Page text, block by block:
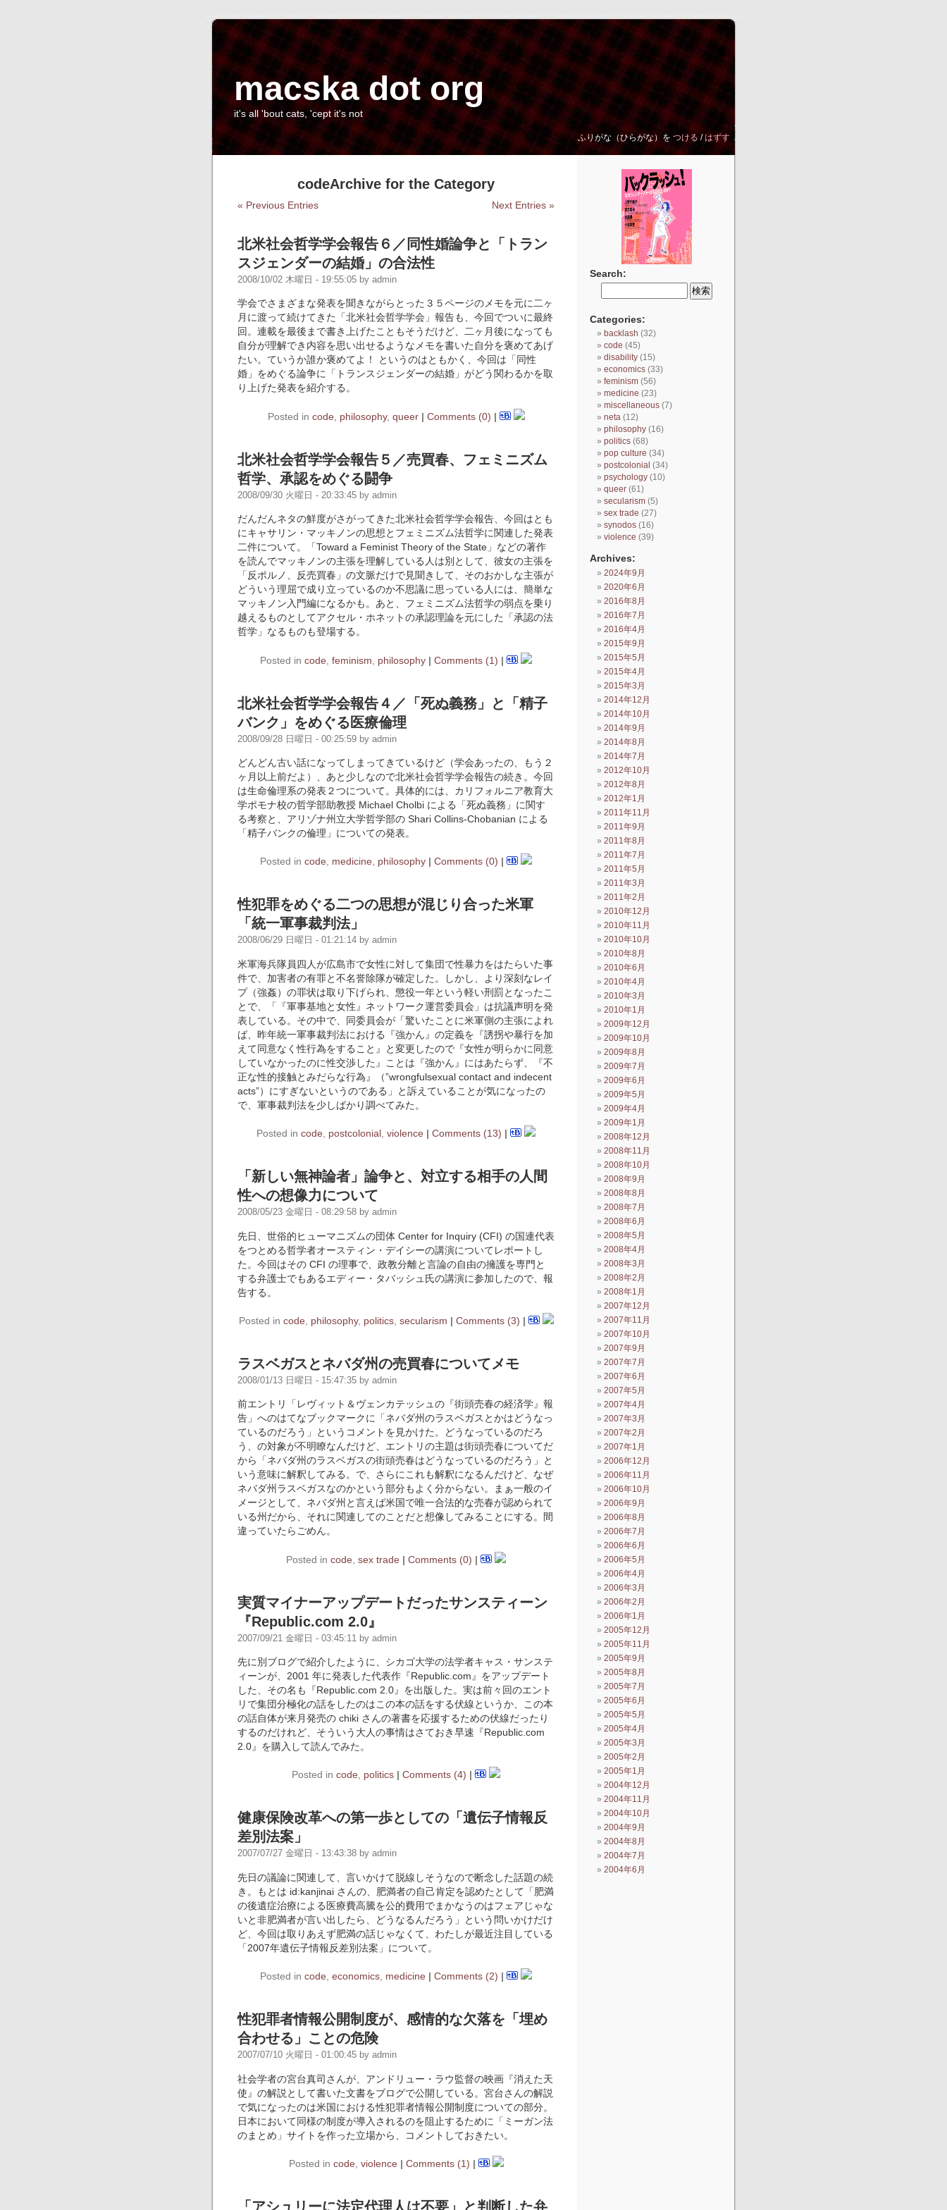
macska dot org
it's all 'bout cats, 'cept it's not
ふりがな（ひらがな）を つける/はずす
codeArchive for the Category
« Previous Entries Next Entries »
北米社会哲学学会報告６／同性婚論争と「トラン
スジェンダーの結婚」の合法性
2008/10/02 木曜日 - 19:55:05 by admin
学会でさまざまな発表を聞きながらとった３５ページのメモを元に二ヶ
月に渡って続けてきた「北米社会哲学学会」報告も、今回でついに最終
回。連載を最後まで書き上げたこともそうだけど、二ヶ月後になっても
自分が理解でき内容を思い出せるようなメモを書いた自分を褒めてあげ
たい。ていうか誰か褒めてよ！ というのはともかく、今回は「同性
婚」をめぐる論争に「トランスジェンダーの結婚」がどう関わるかを取
り上げた発表を紹介する。
Posted in code philosophy, queer | Comments (0) |
北米社会哲学学会報告５／売買春、フェミニズム
哲学、承認をめぐる闘争
2008/09/30 火曜日 - 20:33:45 by admin
だんだんネタの鮮度がさがってきた北米社会哲学学会報告、今回はとも
にキャサリン・マッキノンの思想とフェミニズム法哲学に関連した発表
二件について。「Toward a Feminist Theory of the State」などの著作
を読んでマッキノンの主張を理解している人は別として、彼女の主張を
「反ポルノ、反売買春」の文脈だけで見聞きして、そのおかしな主張が
どういう理屈で成り立っているのか不思議に思っている人には、簡単な
マッキノン入門編になるかも。あと、フェミニズム法哲学の弱点を乗り
越えるものとしてアクセル・ホネットの承認理論を元にした「承認の法
哲学」なるものも登場する。
Posted in code feminism philosophy | Comments (1) |
北米社会哲学学会報告４／「死ぬ義務」と「精子
バンク」をめぐる医療倫理
2008/09/28 日曜日 - 00:25:59 by admin
どんどん古い話になってしまってきているけど（学会あったの、もう２
ヶ月以上前だよ）、あと少しなので北米社会哲学学会報告の続き。今回
は生命倫理系の発表２つについて。具体的には、カリフォルニア教育大
学ポモナ校の哲学部助教授 Michael Cholbi による「死ぬ義務」に関す
る考察と、アリゾナ州立大学哲学部の Shari Collins-Chobanian による
「精子バンクの倫理」についての発表。
Posted in code, medicine, philosophy | Comments (0) |
性犯罪をめぐる二つの思想が混じり合った米軍
「統一軍事裁判法」
2008/06/29 日曜日 - 01:21:14 by admin
米軍海兵隊員四人が広島市で女性に対して集団で性暴力をはたらいた事
件で、加害者の有罪と不名誉除隊が確定した。しかし、より深刻なレイ
プ（強姦）の罪状は取り下げられ、懲役一年という軽い刑罰となったこ
とで、「『軍事基地と女性』ネットワーク運営委員会」は抗議声明を発
表している。その中で、同委員会が「驚いたことに米軍側の主張によれ
ば、昨年統一軍事裁判法における『強かん』の定義を『誘拐や暴行を加
えて同意なく性行為をすること』と変更したので『女性が明らかに同意
していなかったのに性交渉した』ことは『強かん』にはあたらず、『不
正な性的接触とみだらな行為』（”wrongfulsexual contact and indecent
acts”）にすぎないというのである」と訴えていることが気になったの
で、軍事裁判法を少しばかり調べてみた。
Posted in code postcolonial violence | Comments (13) |
「新しい無神論者」論争と、対立する相手の人間
性への想像力について
2008/05/23 金曜日 - 08:29:58 by admin
先日、世俗的ヒューマニズムの団体 Center for Inquiry (CFI) の国連代表
をつとめる哲学者オースティン・デイシーの講演についてレポートし
た。今回はその CFI の理事で、政教分離と言論の自由の擁護を専門と
する弁護士でもあるエディー・タバッシュ氏の講演に参加したので、報
告する。
Posted in code philosophy, politics, secularism | Comments (3) |
ラスベガスとネバダ州の売買春についてメモ
2008/01/13 日曜日 - 15:47:35 by admin
前エントリ「レヴィット＆ヴェンカテッシュの『街頭売春の経済学』報
告」へのはてなブックマークに「ネバダ州のラスベガスとかはどうなっ
ているのだろう」というコメントを見かけた。どうなっているのだろ
う、の対象が不明瞭なんだけど、エントリの主題は街頭売春についてだ
から「ネバダ州のラスベガスの街頭売春はどうなっているのだろう」と
いう意味に解釈してみる。で、さらにこれも解釈になるんだけど、なぜ
ネバダ州ラスベガスなのかという部分もよく分からない。まぁ一般のイ
メージとして、ネバダ州と言えば米国で唯一合法的な売春が認められて
いる州だから、それに関連してのことだと想像してみることにする。間
違っていたらごめん。
Posted in code sex trade | Comments (0) |
実質マイナーアップデートだったサンスティーン
『Republic.com 2.0』
2007/09/21 金曜日 - 03:45:11 by admin
先に別ブログで紹介したように、シカゴ大学の法学者キャス・サンステ
ィーンが、2001 年に発表した代表作『Republic.com』をアップデート
した、その名も『Republic.com 2.0』を出版した。実は前々回のエント
リで集団分極化の話をしたのはこの本の話をする伏線というか、この本
の話自体が来月発売の chiki さんの著書を応援するための伏線だったり
するのだけれど、そういう大人の事情はさておき早速『Republic.com
2.0』を購入して読んでみた。
Posted in code, politics | Comments (4) |
健康保険改革への第一歩としての「遺伝子情報反
差別法案」
2007/07/27 金曜日 - 13:43:38 by admin
先日の議論に関連して、言いかけて脱線しそうなので断念した話題の続
き。もとは id:kanjinai さんの、肥満者の自己肯定を認めたとして「肥満
の後遺症治療による医療費高騰を公的費用でまかなうのはフェアじゃな
いと非肥満者が言い出したら、どうなるんだろう」という問いかけだけ
ど、今回は取りあえず肥満の話じゃなくて、わたしが最近注目している
「2007年遺伝子情報反差別法案」について。
Posted in code, economics, medicine | Comments (2) |
性犯罪者情報公開制度が、感情的な欠落を「埋め
合わせる」ことの危険
2007/07/10 火曜日 - 01:00:45 by admin
社会学者の宮台真司さんが、アンドリュー・ラウ監督の映画『消えた天
使』の解説として書いた文書をブログで公開している。宮台さんの解説
で気になったのは米国における性犯罪者情報公開制度についての部分。
日本において同様の制度が導入されるのを阻止するために「ミーガン法
のまとめ」サイトを作った立場から、コメントしておきたい。
Posted in code violence | Comments (1) |
「アシュリーに法定代理人は不要」と判断した弁
Search:
Categories:
backlash (32)
code (45)
disability (15)
economics (33)
feminism (56)
medicine (23)
miscellaneous (7)
neta (12)
philosophy (16)
politics (68)
pop culture (34)
postcolonial (34)
psychology (10)
queer (61)
secularism (5)
sex trade (27)
synodos (16)
violence (39)
Archives:
2024年9月
2020年6月
2016年8月
2016年7月
2016年4月
2015年9月
2015年5月
2015年4月
2015年3月
2014年12月
2014年10月
2014年9月
2014年8月
2014年7月
2012年10月
2012年8月
2012年1月
2011年11月
2011年9月
2011年8月
2011年7月
2011年5月
2011年3月
2011年2月
2010年12月
2010年11月
2010年10月
2010年8月
2010年6月
2010年4月
2010年3月
2010年1月
2009年12月
2009年10月
2009年8月
2009年7月
2009年6月
2009年5月
2009年4月
2009年1月
2008年12月
2008年11月
2008年10月
2008年9月
2008年8月
2008年7月
2008年6月
2008年5月
2008年4月
2008年3月
2008年2月
2008年1月
2007年12月
2007年11月
2007年10月
2007年9月
2007年7月
2007年6月
2007年5月
2007年4月
2007年3月
2007年2月
2007年1月
2006年12月
2006年11月
2006年10月
2006年9月
2006年8月
2006年7月
2006年6月
2006年5月
2006年4月
2006年3月
2006年2月
2006年1月
2005年12月
2005年11月
2005年9月
2005年8月
2005年7月
2005年6月
2005年5月
2005年4月
2005年3月
2005年2月
2005年1月
2004年12月
2004年11月
2004年10月
2004年9月
2004年8月
2004年7月
2004年6月